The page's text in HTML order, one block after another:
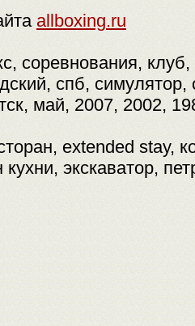
allboxing.ru
соревнования,
спб,
май, 2007, 2002,
extended stay,
экскаватор,